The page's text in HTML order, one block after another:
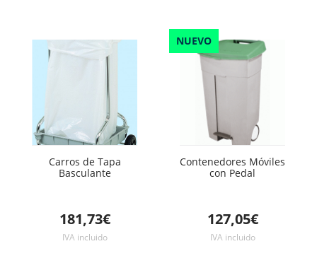
Carros de Tapa
Basculante
181,73€
IVA incluido
NUEVO
Contenedores Móviles
con Pedal
127,05€
IVA incluido